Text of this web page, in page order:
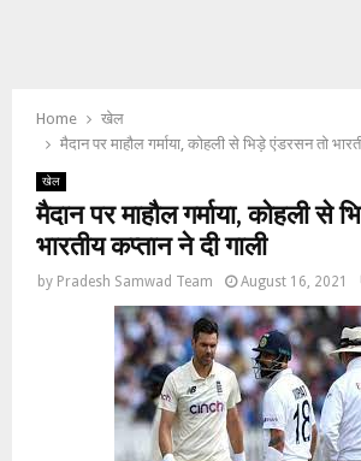
Home
खेल
मैदान पर माहौल गर्माया, कोहली से भिड़े एंडरसन तो
खेल
मैदान पर माहौल गर्माया, कोहली से
भारतीय कप्तान ने दी गाली
by Pradesh Samwad Team August 16, 2021